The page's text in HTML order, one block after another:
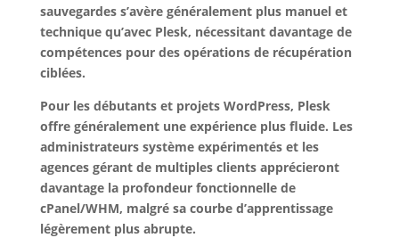
sauvegardes s’avère généralement plus manuel et
technique qu’avec Plesk, nécessitant davantage de
compétences pour des opérations de récupération
ciblées.
Pour les débutants et projets WordPress, Plesk
offre généralement une expérience plus fluide. Les
administrateurs système expérimentés et les
agences gérant de multiples clients apprécieront
davantage la profondeur fonctionnelle de
cPanel/WHM, malgré sa courbe d’apprentissage
légèrement plus abrupte.